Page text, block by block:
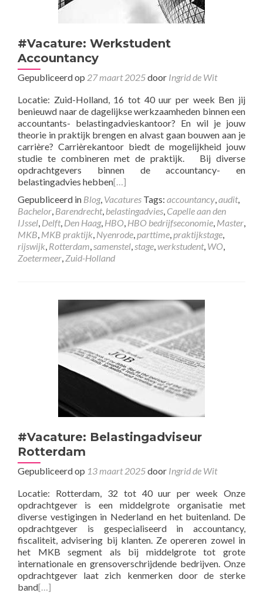
#Vacature: Werkstudent
Accountancy
Gepubliceerd op 27 maart 2025door Ingrid de Wit
Locatie: Zuid-Holland, 16 tot 40 uur per week Ben jij
benieuwd naar de dagelijkse werkzaamheden binnen een
accountants- belastingadvieskantoor? En wil je jouw
theorie in praktijk brengen en alvast gaan bouwen aan je
carrière? Carrièrekantoor biedt de mogelijkheid jouw
studie te combineren met de praktijk. Bij diverse
opdrachtgevers binnen de accountancy- en
belastingadvies hebben[…]
Gepubliceerd in Blog, Vacatures Tags: accountancy,audit,
Bachelor, Barendrecht, belastingadvies, Capelle aan den
IJssel, Delft, Den Haag, HBO, HBO bedrijfseconomie, Master,
MKB, MKB praktijk, Nyenrode,parttime,praktijkstage,
rijswijk, Rotterdam,samenstel,stage,werkstudent, WO,
Zoetermeer, Zuid-Holland
#Vacature: Belastingadviseur
Rotterdam
Gepubliceerd op 13 maart 2025door Ingrid de Wit
Locatie: Rotterdam, 32 tot 40 uur per week Onze
opdrachtgever is een middelgrote organisatie met
diverse vestigingen in Nederland en het buitenland. De
opdrachtgever is gespecialiseerd in accountancy,
fiscaliteit, advisering bij klanten. Ze opereren zowel in
het MKB segment als bij middelgrote tot grote
internationale en grensoverschrijdende bedrijven. Onze
opdrachtgever laat zich kenmerken door de sterke
band[…]